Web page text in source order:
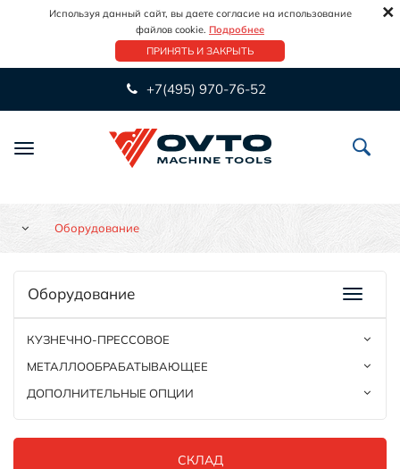
Используя данный сайт, вы даете согласие на использование
файлов cookie. Подробнее
ПРИНЯТЬ И ЗАКРЫТЬ
×
+7(495) 970-76-52
Переключить
Оборудование
Оборудование
КУЗНЕЧНО-ПРЕССОВОЕ
МЕТАЛЛООБРАБАТЫВАЮЩЕЕ
ДОПОЛНИТЕЛЬНЫЕ ОПЦИИ
СКЛАД